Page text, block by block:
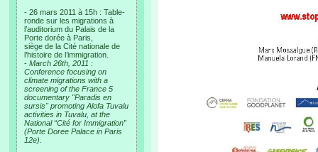
- 26 mars 2011 à 15h : Table-
ronde sur les migrations à
l’auditorium du Palais de la
Porte dorée à Paris,
siège de la Cité nationale de
l’histoire de l’immigration.
- March 26th, 2011 :
Conference focusing on
climate migrations with a
screening of the France 5
documentary "Paradis en
sursis" promoting Alofa Tuvalu
activities in Tuvalu, at the
National “Cité for Immigration”
(Porte Doree Palace in Paris
12e).